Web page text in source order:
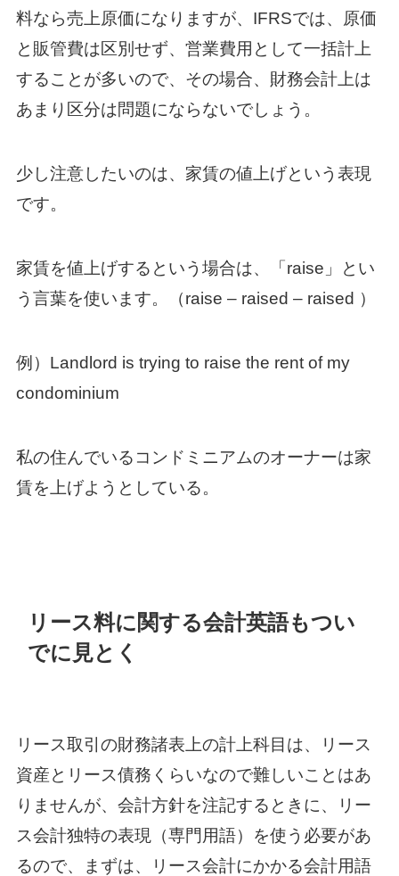
料なら売上原価になりますが、IFRSでは、原価
と販管費は区別せず、営業費用として一括計上
することが多いので、その場合、財務会計上は
あまり区分は問題にならないでしょう。
少し注意したいのは、家賃の値上げという表現
です。
家賃を値上げするという場合は、「raise」とい
う言葉を使います。（raise – raised – raised ）
例）Landlord is trying to raise the rent of my
condominium
私の住んでいるコンドミニアムのオーナーは家
賃を上げようとしている。
リース料に関する会計英語もつい
でに見とく
リース取引の財務諸表上の計上科目は、リース
資産とリース債務くらいなので難しいことはあ
りませんが、会計方針を注記するときに、リー
ス会計独特の表現（専門用語）を使う必要があ
るので、まずは、リース会計にかかる会計用語